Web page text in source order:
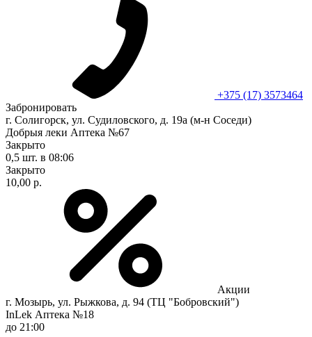
+375 (17) 3573464
Забронировать
г. Солигорск, ул. Судиловского, д. 19а (м-н Соседи)
Добрыя леки Аптека №67
Закрыто
0,5 шт. в 08:06
Закрыто
10,00 р.
Акции
г. Мозырь, ул. Рыжкова, д. 94 (ТЦ "Бобровский")
InLek Аптека №18
до 21:00